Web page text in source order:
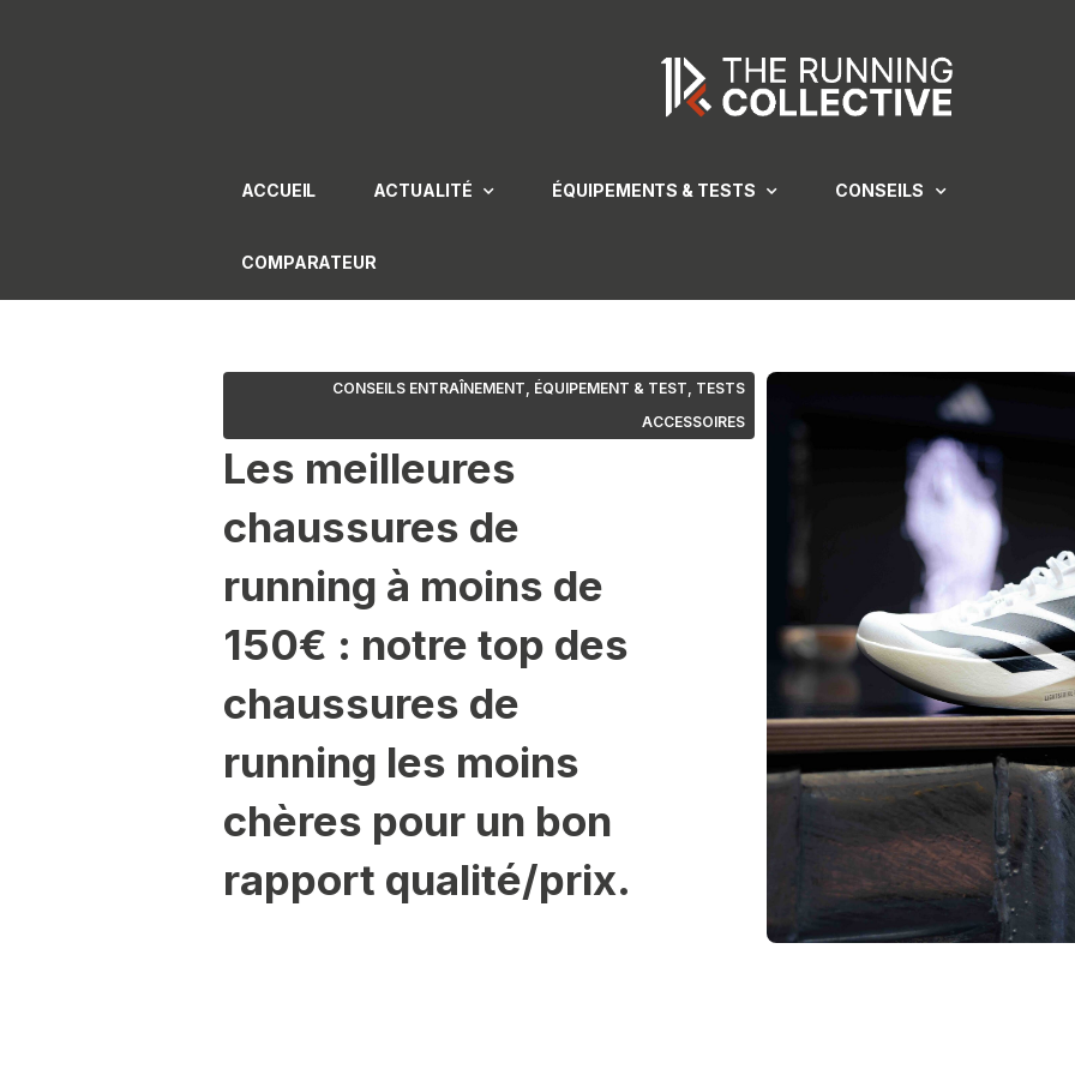
ACCUEIL ACTUALITÉ ÉQUIPEMENTS & TESTS CONSEILS
COMPARATEUR
CONSEILS ENTRAÎNEMENT, ÉQUIPEMENT & TEST, TESTS
ACCESSOIRES
Les meilleures
chaussures de
running à moins de
150€ : notre top des
chaussures de
running les moins
chères pour un bon
rapport qualité/prix.